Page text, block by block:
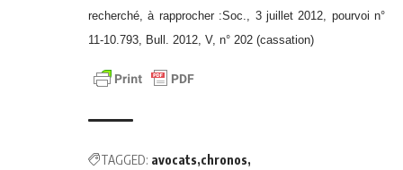
recherché, à rapprocher :Soc., 3 juillet 2012, pourvoi n°
11-10.793, Bull. 2012, V, n° 202 (cassation)
TAGGED: avocats chronos